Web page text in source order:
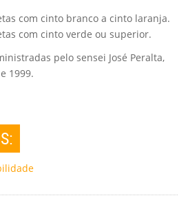
com cinto branco a cinto laranja.
com cinto verde ou superior.
pelo sensei José Peralta,
1999.